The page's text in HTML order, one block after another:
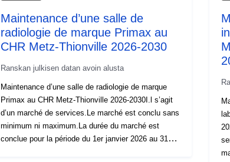
Maintenance d’une salle de
radiologie de marque Primax au
CHR Metz-Thionville 2026-2030
Ranskan julkisen datan avoin alusta
Maintenance d’une salle de radiologie de marque
Primax au CHR Metz-Thionville 2026-2030I.l s’agit
d’un marché de services.Le marché est conclu sans
minimum ni maximum.La durée du marché est
conclue pour la période du 1er janvier 2026 au 31